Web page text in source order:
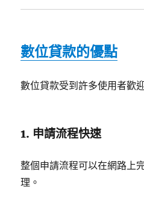
數位貸款的優點
數位貸款受到許多使用者歡
1. 申請流程快速
整個申請流程可以在網路上
理。